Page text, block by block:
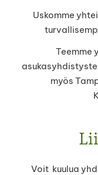
Uskomme
Teemme
myös
Voit kuulua